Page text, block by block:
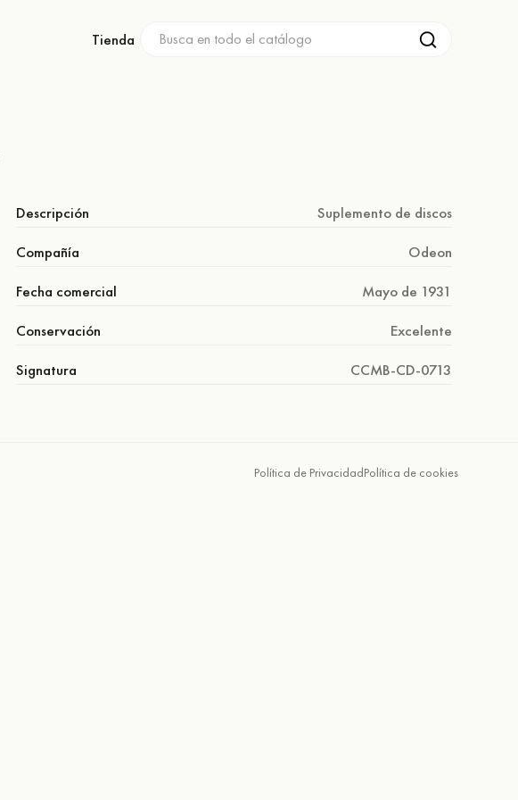
Tienda
Descripción
Suplemento de discos
Compañía
Odeon
Fecha comercial
Mayo de 1931
Conservación
Excelente
Signatura
CCMB-CD-0713
Política de PrivacidadPolítica de cookies